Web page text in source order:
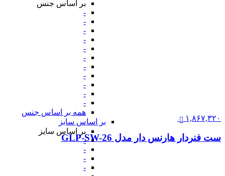
بر اساس جنس
-
-
-
-
-
-
-
-
-
-
-
همه بر اساس جنس
بر اساس سایز
بر اساس سایز
-
-
-
-
۱,۸۶۷,۳۲۰
ست فنردار هارنس دار مدل GLP-SW-26